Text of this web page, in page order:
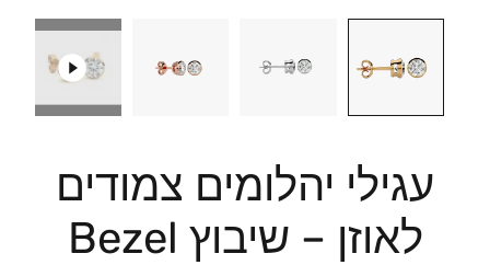
עגילי יהלומים צמודים
לאוזן – שיבוץ Bezel